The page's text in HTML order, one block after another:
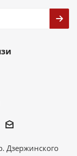
Дзержинского